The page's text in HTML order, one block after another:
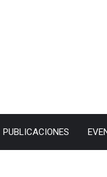
PUBLICACIONES